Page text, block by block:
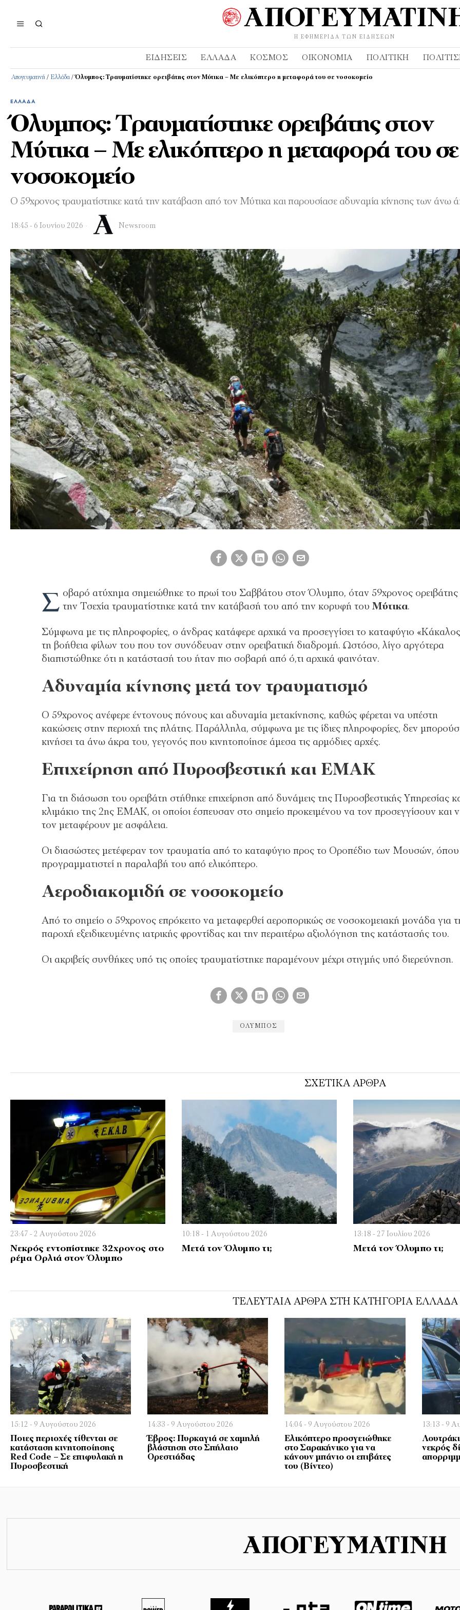
Η ΕΦΗΜΕΡΊΔΑ ΤΩΝ ΕΙΔΉΣΕΩΝ
ΕΙΔΉΣΕΙΣ ΕΛΛΆΔΑ ΚΌΣΜΟΣ ΟΙΚΟΝΟΜΊΑ ΠΟΛΙΤΙΚΉ
Απογευματινή / Ελλάδα /Όλυμπος: Τραυματίστηκε ορειβάτης στον Μύτικα – Με ελικόπτερο η μεταφορά του σε νοσοκομείο
ΕΛΛΆΔΑ
Όλυμπος: Τραυματίστηκε ορειβάτης στον
Μύτικα – Με ελικόπτερο η μεταφορά του σε
νοσοκομείο
Ο 59χρονος τραυματίστηκε κατά την κατάβαση από τον Μύτικα και παρουσίασε αδυναμία κίνησης των άνω
18:45 - 6 Ιουνίου 2026 Newsroom
Σ οβαρό ατύχημα σημειώθηκε το πρωί του Σαββάτου στον Όλυμπο, όταν 59χρονος
την Τσεχία τραυματίστηκε κατά την κατάβασή του από την κορυφή τουΜύτικα.
Σύμφωνα με τις πληροφορίες, ο άνδρας κατάφερε αρχικά να προσεγγίσει το καταφύγιο
τη βοήθεια φίλων του που τον συνόδευαν στην ορειβατική διαδρομή. Ωστόσο, λίγο αργότερα
διαπιστώθηκε ότι η κατάστασή του ήταν πιο σοβαρή από ό,τι αρχικά φαινόταν.
Αδυναμία κίνησης μετά τον τραυματισμό
Ο 59χρονος ανέφερε έντονους πόνους και αδυναμία μετακίνησης, καθώς φέρεται να υπέστη
κακώσεις στην περιοχή της πλάτης. Παράλληλα, σύμφωνα με τις ίδιες πληροφορίες, δεν
κινήσει τα άνω άκρα του, γεγονός που κινητοποίησε άμεσα τις αρμόδιες αρχές.
Επιχείρηση από Πυροσβεστική και ΕΜΑΚ
Για τη διάσωση του ορειβάτη στήθηκε επιχείρηση από δυνάμεις της Πυροσβεστικής Υπηρεσίας
κλιμάκιο της 2ης ΕΜΑΚ, οι οποίοι έσπευσαν στο σημείο προκειμένου να τον προσεγγίσουν και
τον μεταφέρουν με ασφάλεια.
Οι διασώστες μετέφεραν τον τραυματία από το καταφύγιο προς το Οροπέδιο των Μουσών, όπου
προγραμματιστεί η παραλαβή του από ελικόπτερο.
Αεροδιακομιδή σε νοσοκομείο
Από το σημείο ο 59χρονος επρόκειτο να μεταφερθεί αεροπορικώς σε νοσοκομειακή μονάδα για
παροχή εξειδικευμένης ιατρικής φροντίδας και την περαιτέρω αξιολόγηση της κατάστασής του.
Οι ακριβείς συνθήκες υπό τις οποίες τραυματίστηκε παραμένουν μέχρι στιγμής υπό διερεύνηση.
ΟΛΥΜΠΟΣ
ΣΧΕΤΙΚΑ ΑΡΘΡΑ
23:47 - 2 Αυγούστου 2026
Νεκρός εντοπίστηκε 32χρονος στο
ρέμα Ορλιά στον Όλυμπο
10:18 - 1 Αυγούστου 2026
Μετά τον Όλυμπο τι;
13:18 - 27 Ιουλίου 2026
Μετά τον Όλυμπο τι;
ΤΕΛΕΥΤΑΊΑ ΆΡΘΡΑ ΣΤΗ ΚΑΤΗΓΟΡΊΑ ΕΛΛΆΔΑ
15:12 - 9 Αυγούστου 2026
Ποιες περιοχές τίθενται σε
κατάσταση κινητοποίησης
Red Code – Σε επιφυλακή η
Πυροσβεστική
14:33 - 9 Αυγούστου 2026
Έβρος: Πυρκαγιά σε χαμηλή
βλάστηση στο Σπήλαιο
Ορεστιάδας
14:04 - 9 Αυγούστου 2026
Ελικόπτερο προσγειώθηκε
στο Σαρακήνικο για να
κάνουν μπάνιο οι επιβάτες
του (Bίντεο)
13:13 - 9
νεκρός